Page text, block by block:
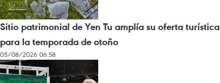
Sitio patrimonial de Yen Tu amplía su oferta turística
para la temporada de otoño
05/08/2026 06:58